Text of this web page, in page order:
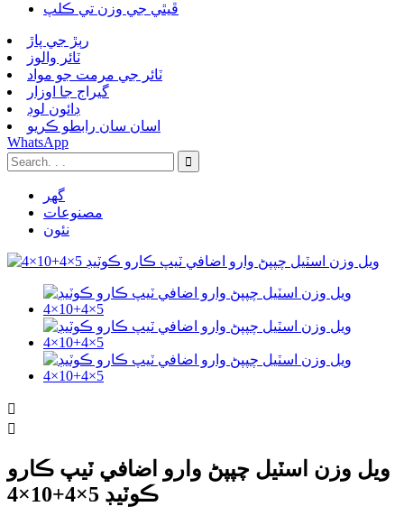
ڦيٿي جي وزن تي ڪلپ
رٻڙ جي پاڙ
ٽائر والوز
ٽائر جي مرمت جو مواد
گيراج جا اوزار
ڊائون لوڊ
اسان سان رابطو ڪريو
WhatsApp
گهر
مصنوعات
نئون


ويل وزن اسٽيل چپپڻ وارو اضافي ٽيپ ڪارو
ڪوٽيڊ 5×4+10×4